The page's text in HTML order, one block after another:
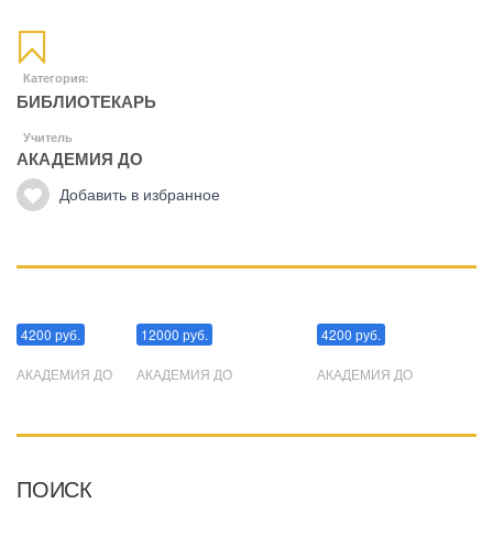
Категория:
БИБЛИОТЕКАРЬ
Учитель
АКАДЕМИЯ ДО
Добавить в избранное
4200 руб.
АКАДЕМИЯ ДО
12000 руб.
АКАДЕМИЯ ДО
4200 руб.
АКАДЕМИЯ ДО
ПОИСК